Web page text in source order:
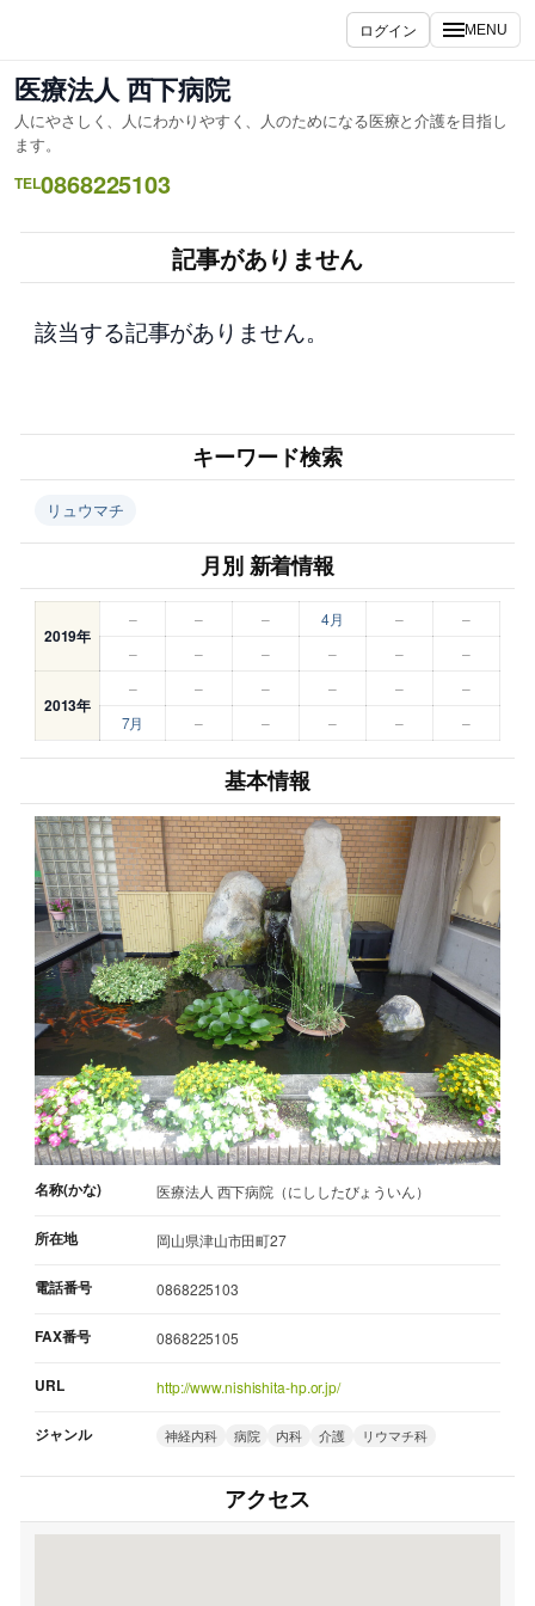
を
ス
キ
ッ
プ
ログイン MENU
医療法人 西下病院
人にやさしく、人にわかりやすく、人のためになる医療と介護を目指し
ます。
TEL0868225103
記事がありません
該当する記事がありません。
キーワード検索
リュウマチ
月別 新着情報
2019年
– – – 4月 –
–
–
– – – – –
2013年
– – – – –
–
7月
– – – – –
基本情報
名称(かな) 医療法人 西下病院（にししたびょういん）
所在地 岡山県津山市田町27
電話番号 0868225103
FAX番号 0868225105
URL http://www.nishishita-hp.or.jp/
ジャンル 神経内科 病院 内科 介護 リウマチ科
アクセス